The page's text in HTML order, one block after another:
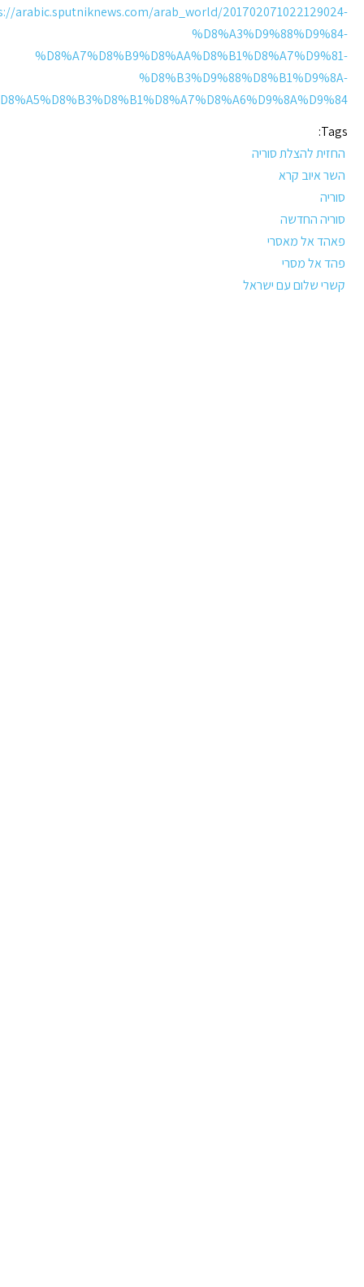
arabic.sputniknews.com/arab_world/201702071022129024-
%D8%A3%D9%88%D9%84-
%D8%A7%D8%B9%D8%AA%D8%B1%D8%A7%D9%81-
%D8%B3%D9%88%D8%B1%D9%8A-
Tags:
החזית להצלת סוריה
השר איוב קרא
סוריה
סוריה החדשה
פאהד אל מאסרי
פהד אל מסרי
קשרי שלום עם ישראל